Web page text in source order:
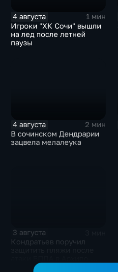
4 августа
1 мин
Игроки "ХК Сочи" вышли
на лед после летней
паузы
4 августа
2 мин
В сочинском Дендрарии
зацвела мелалеука
3 августа
Кондратьев поручил
Осиповке